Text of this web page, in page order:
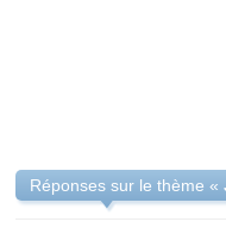
Réponses sur le thème «